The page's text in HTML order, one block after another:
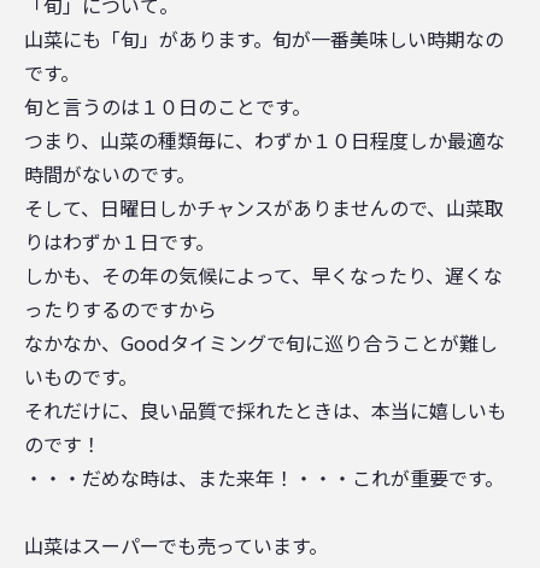
山菜にも「旬」があります。旬が一番美味しい時期なの
です。
旬と言うのは１０日のことです。
つまり、山菜の種類毎に、わずか１０日程度しか最適な
時間がないのです。
そして、日曜日しかチャンスがありませんので、山菜取
りはわずか１日です。
しかも、その年の気候によって、早くなったり、遅くな
ったりするのですから
なかなか、Goodタイミングで旬に巡り合うことが難し
いものです。
それだけに、良い品質で採れたときは、本当に嬉しいも
のです！
・・・だめな時は、また来年！・・・これが重要です。
山菜はスーパーでも売っています。